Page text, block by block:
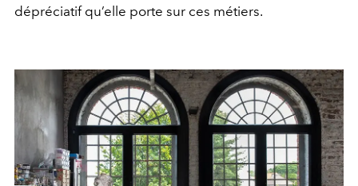
dépréciatif qu’elle porte sur ces métiers.